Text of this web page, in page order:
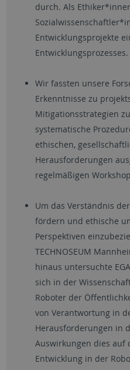
durch. Als
Entwicklungsprojekte
Entwicklungsprozesses.
Wir fassten unsere
Erkenntnisse zu
Mitigationsstrategien
systematische
ethischen,
Herausforderungen
regelmäßigen
Um das Verständnis
fördern und ethische
Perspektiven
TECHNOSEUM
hinaus untersuchte
sich in der
Roboter der
von Verantwortung in
Herausforderungen in
Auswirkungen dies auf
Entwicklung in der